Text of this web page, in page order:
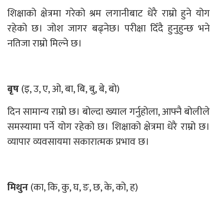
शिक्षाको क्षेत्रमा गरेको श्रम लगानीबाट धेरै राम्रो हुने योग
रहेको छ। जोश जागर बढ्नेछ। परीक्षा दिँदै हुनुहुन्छ भने
नतिजा राम्रो मिल्ने छ।
बृष(इ, उ, ए, ओ, बा, बि, बु, बे, बो)
दिन सामान्य राम्रो छ। बोल्दा ख्याल गर्नुहोला, आफ्नै बोलीले
समस्यामा पर्ने योग रहेको छ। शिक्षाको क्षेत्रमा धेरै राम्रो छ।
व्यापार व्यवसायमा सकारात्मक प्रभाव छ।
मिथुन(का, कि, कु, घ, ङ, छ, के, को, ह)